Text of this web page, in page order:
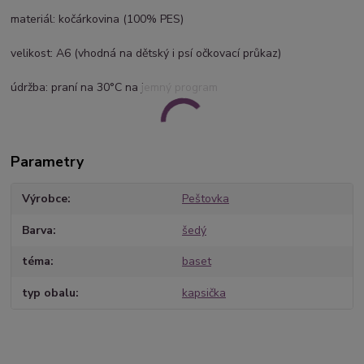
materiál: kočárkovina (100% PES)
velikost: A6 (vhodná na dětský i psí očkovací průkaz)
údržba: praní na 30°C na jemný program
Parametry
Výrobce Peštovka
Barva šedý
téma baset
typ obalu kapsička